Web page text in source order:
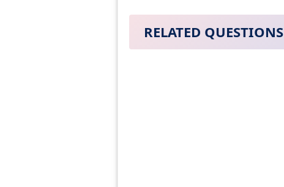
RELATED QUESTIONS